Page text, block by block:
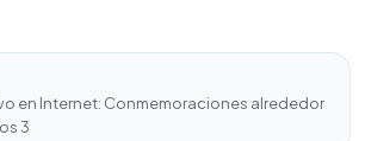
en Internet: Conmemoraciones alrededor
3